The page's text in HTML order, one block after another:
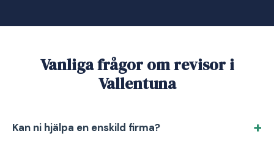
Vanliga frågor om revisor i
Vallentuna
Kan ni hjälpa en enskild firma?